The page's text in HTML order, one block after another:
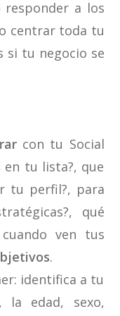
responder a los
centrar toda tu
si tu negocio se
con tu Social
en tu lista?, que
tu perfil?, para
qué
ven tus
.
identifica a tu
la edad, sexo,